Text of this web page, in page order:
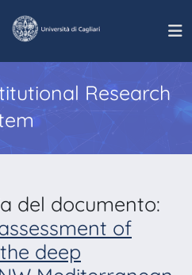
Research
del documento:
of
deep